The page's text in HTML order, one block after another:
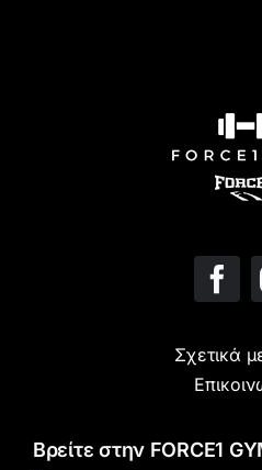
Σχετικά
Βρείτε στην FORCE1